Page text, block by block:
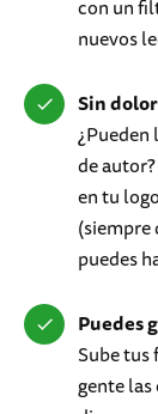
con un
nuevos
Sin
¿Pueden
de
en tu
(siempre
puedes
Puedes
Sube
gente